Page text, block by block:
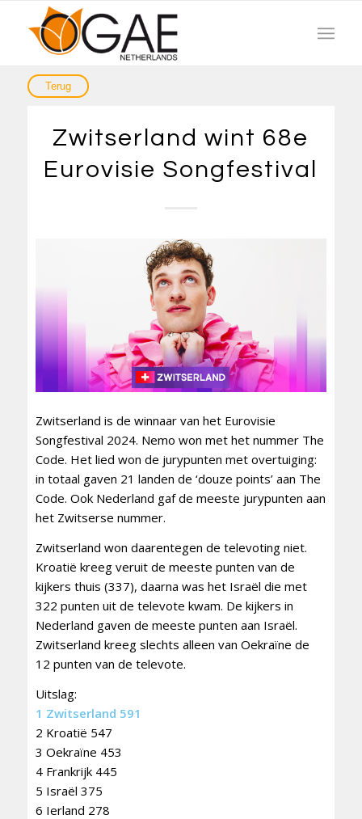
Zwitserland wint 68e
Eurovisie Songfestival
Zwitserland is de winnaar van het Eurovisie
Songfestival 2024. Nemo won met het nummer The
Code. Het lied won de jurypunten met overtuiging:
in totaal gaven 21 landen de ‘douze points’ aan The
Code. Ook Nederland gaf de meeste jurypunten aan
het Zwitserse nummer.
Zwitserland won daarentegen de televoting niet.
Kroatië kreeg veruit de meeste punten van de
kijkers thuis (337), daarna was het Israël die met
322 punten uit de televote kwam. De kijkers in
Nederland gaven de meeste punten aan Israël.
Zwitserland kreeg slechts alleen van Oekraïne de
12 punten van de televote.
Uitslag:
1 Zwitserland 591
2 Kroatië 547
3 Oekraïne 453
4 Frankrijk 445
5 Israël 375
6 Ierland 278